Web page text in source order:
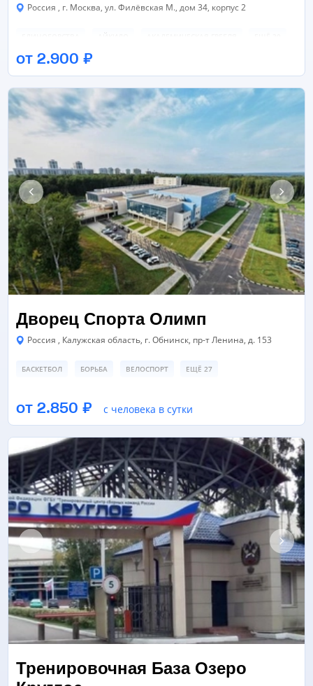
Россия , г. Москва, ул. Филёвская М., дом 34, корпус 2
АЙКИДО
БАССЕЙН СПОРТИВНЫЙ ЗАЛ
от 2.900 ₽
Дворец Спорта Олимп
Россия , Калужская область, г. Обнинск, пр-т Ленина, д. 153
БАСКЕТБОЛ БОРЬБА ВЕЛОСПОРТ ЕЩЁ 27
ЕЩЁ 11
от 2.850 ₽ с человека в сутки
Тренировочная База Озеро